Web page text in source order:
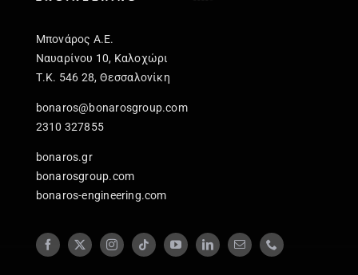
Μπονάρος Α.Ε.
Ναυαρίνου 10, Καλοχώρι
Τ.Κ. 546 28, Θεσσαλονίκη
bonaros@bonarosgroup.com
2310 327855
bonaros.gr
bonarosgroup.com
bonaros-engineering.com